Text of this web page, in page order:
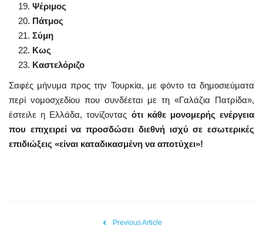
Ψέριμος
Πάτμος
Σύμη
Κως
Καστελόριζο
Σαφές μήνυμα προς την Τουρκία, με φόντο τα δημοσιεύματα
περί νομοσχεδίου που συνδέεται με τη «Γαλάζια Πατρίδα»,
έστειλε η Ελλάδα, τονίζοντας ότι κάθε μονομερής ενέργεια
που επιχειρεί να προσδώσει διεθνή ισχύ σε εσωτερικές
επιδιώξεις «είναι καταδικασμένη να αποτύχει»!
Previous Article